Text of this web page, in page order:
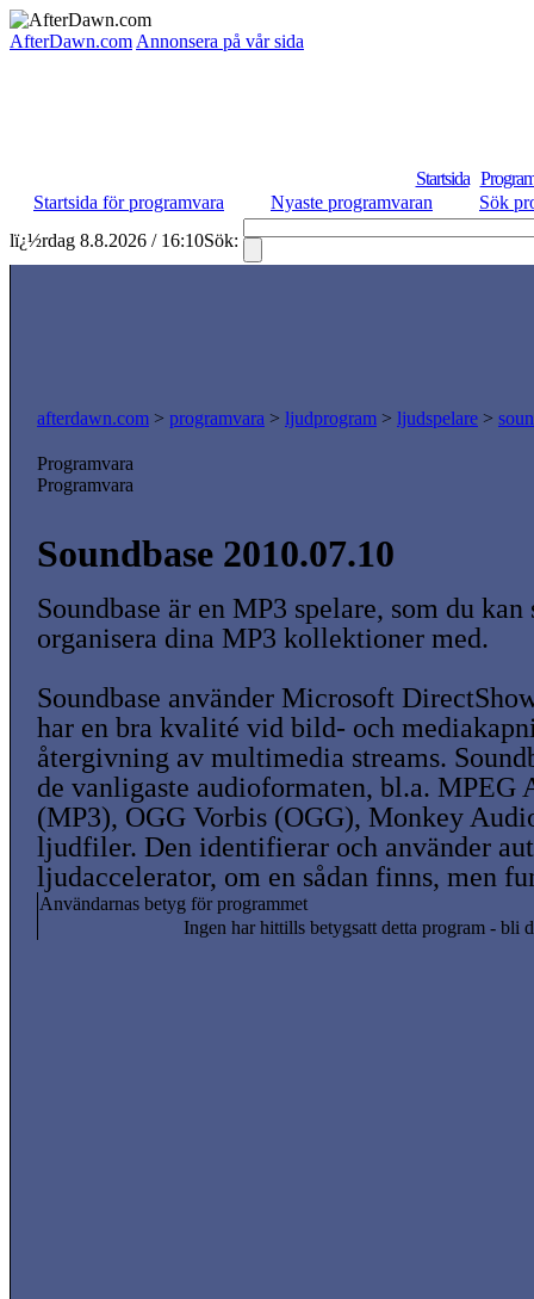
AfterDawn.com Annonsera på vår sida
Startsida
Startsida för programvara
Nyaste programvaran
Sök
lï¿½rdag 8.8.2026 / 16:10Sök:
afterdawn.com > programvara > ljudprogram > ljudspelare >
Programvara
Programvara
Soundbase 2010.07.10
Soundbase är en MP3 spelare, som du
organisera dina MP3 kollektioner med.
Soundbase använder Microsoft
har en bra kvalité vid bild- och
återgivning av multimedia streams.
de vanligaste audioformaten, bl.a. MPEG
(MP3), OGG Vorbis (OGG), Monkey
ljudfiler. Den identifierar och använder
ljudaccelerator, om en sådan finns, men
Användarnas betyg för programmet
Ingen har hittills betygsatt detta program - bli